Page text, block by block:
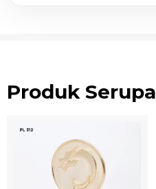
Produk Serupa